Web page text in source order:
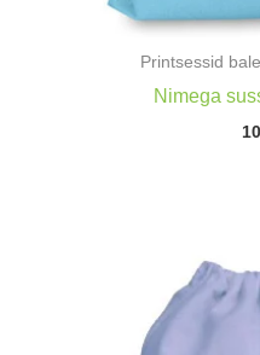
Printsessid
Nimega